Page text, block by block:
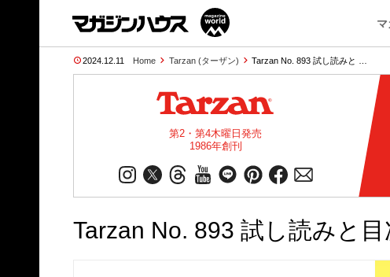
マ
2024.12.11 Home Tarzan (ターザン) Tarzan No. 893 試し読みと …
第2・第4木曜日発売
1986年創刊
Tarzan No. 893 試し読みと目